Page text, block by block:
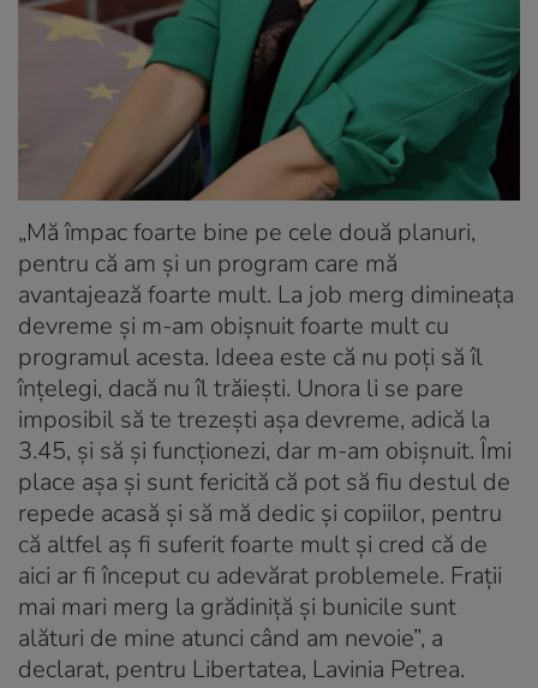
„Mă împac foarte bine pe cele două planuri,
pentru că am și un program care mă
avantajează foarte mult. La job merg dimineața
devreme și m-am obișnuit foarte mult cu
programul acesta. Ideea este că nu poți să îl
înțelegi, dacă nu îl trăiești. Unora li se pare
imposibil să te trezești așa devreme, adică la
3.45, și să și funcționezi, dar m-am obișnuit. Îmi
place așa și sunt fericită că pot să fiu destul de
repede acasă și să mă dedic și copiilor, pentru
că altfel aș fi suferit foarte mult și cred că de
aici ar fi început cu adevărat problemele. Frații
mai mari merg la grădiniță și bunicile sunt
alături de mine atunci când am nevoie”, a
declarat, pentru Libertatea, Lavinia Petrea.